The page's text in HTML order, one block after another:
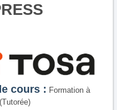
FINANCEMENT
RÉFÉRENCES
cours : Formation à